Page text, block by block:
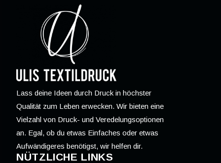
Lass deine Ideen durch Druck in höchster
Qualität zum Leben erwecken. Wir bieten eine
Vielzahl von Druck- und Veredelungsoptionen
an. Egal, ob du etwas Einfaches oder etwas
Aufwändigeres benötigst, wir helfen dir.
NÜTZLICHE LINKS